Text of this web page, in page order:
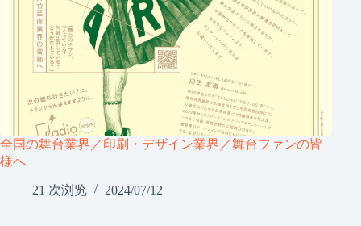
全国の舞台業界／印刷・デザイン業界／舞台ファンの皆
様へ
21 次浏览 2024/07/12